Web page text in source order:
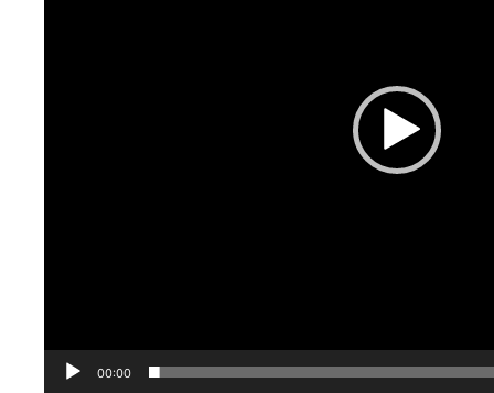
00:00